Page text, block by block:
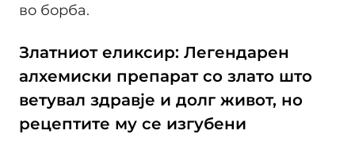
во борба.
Златниот еликсир: Легендарен
алхемиски препарат со злато што
ветувал здравје и долг живот, но
рецептите му се изгубени